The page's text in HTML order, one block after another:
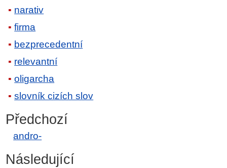
narativ
firma
bezprecedentní
relevantní
oligarcha
slovník cizích slov
Předchozí
andro-
Následující